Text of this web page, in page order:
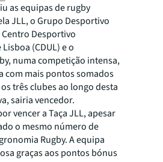
as equipas de rugby
JLL, o Grupo Desportivo
Desportivo
(CDUL) e o
numa competição intensa,
com mais pontos somados
três clubes ao longo desta
sairia vencedor.
vencer a Taça JLL, apesar
o mesmo número de
Rugby. A equipa
graças aos pontos bónus